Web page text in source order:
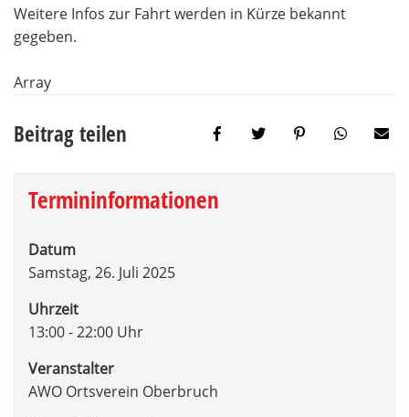
Weitere Infos zur Fahrt werden in Kürze bekannt
gegeben.
Array
Beitrag teilen
Termininformationen
Datum
Samstag, 26. Juli 2025
Uhrzeit
13:00 - 22:00 Uhr
Veranstalter
AWO Ortsverein Oberbruch